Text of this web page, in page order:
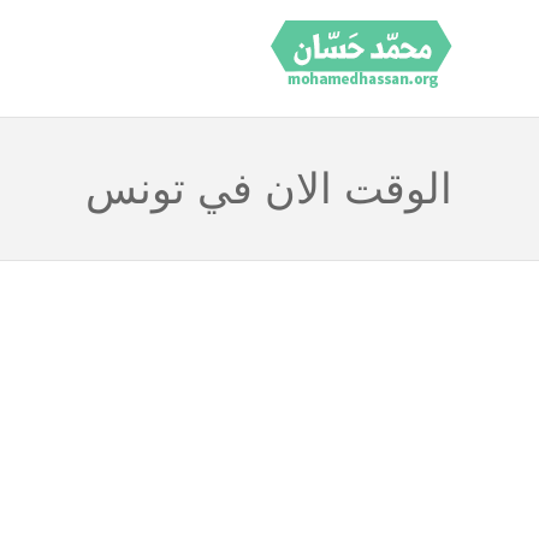
الوقت الان في تونس